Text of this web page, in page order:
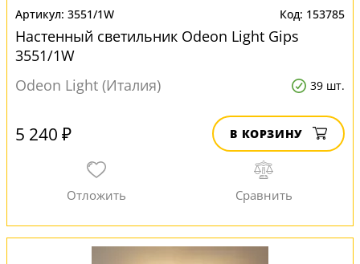
3551/1W 153785
Настенный светильник Odeon Light Gips
3551/1W
Odeon Light (Италия)
39 шт.
5 240 ₽ В КОРЗИНУ